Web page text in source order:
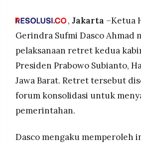
©
RESOLUSI
menyatukan visi pemerintahan.
Kegiatan tersebut bertujuan
pemerintah 2026.
Presiden Prabowo akan
sekaligus mengevaluasi kinerja
selama satu tahun.
, Jakarta –Ketua
Gerindra Sufmi Dasco Ahmad
pelaksanaan retret kedua
Presiden Prabowo Subianto,
Jawa Barat. Retret tersebut
forum konsolidasi untuk
pemerintahan.
Dasco mengaku memperoleh